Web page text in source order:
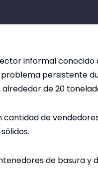
informal conocido
problema persistente
de 20
cantidad de
de basura